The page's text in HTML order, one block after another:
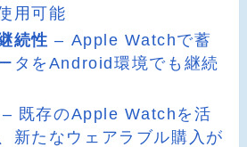
用可能
続性 – Apple Watchで蓄
タをAndroid環境でも継続
– 既存のApple Watchを活
新たなウェアラブル購入が